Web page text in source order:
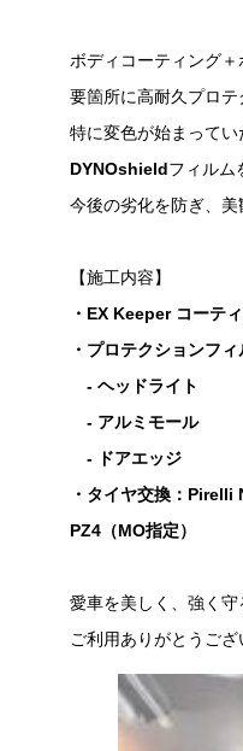
ボディコーティング
要箇所に高耐久プロ
特に変色が始まってい
DYNOshieldフィルム
今後の劣化を防ぎ、美
【施工内容】
・EX Keeper コーテ
・プロテクションフ
- ヘッドライト
- アルミモール
- ドアエッジ
・タイヤ交換：
PZ4（MO指定）
愛車を美しく、強く守
ご利用ありがとうござ